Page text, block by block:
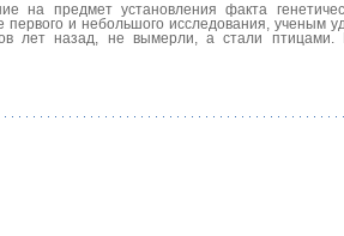
на предмет установления факта
и небольшого исследования, ученым
лет назад, не вымерли, а стали птицами.